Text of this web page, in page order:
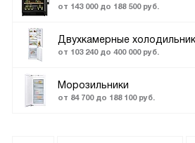
от 143 000 до 188 500 руб.
Двухкамерные
от 103 240 до 400 000 руб.
Морозильники
от 84 700 до 188 100 руб.